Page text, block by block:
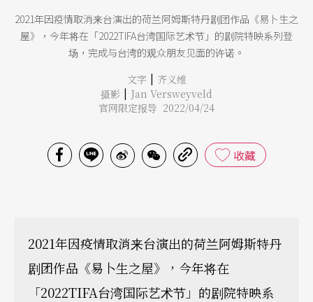
2021年因疫情取消来台演出的荷兰阿姆斯特丹剧团作品《易卜生之
屋》，今年将在「2022TIFA台湾国际艺术节」的剧院特映系列登
场，完成与台湾的观众朋友见面的许诺。
文字 | 齐义维
摄影 | Jan Versweyveld
官网限定报导 2022/04/24
收藏
2021年因疫情取消来台演出的荷兰阿姆斯特丹
剧团作品《易卜生之屋》，今年将在
「2022TIFA台湾国际艺术节」的剧院特映系